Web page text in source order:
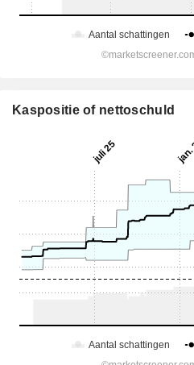
Kaspositie of nettoschuld